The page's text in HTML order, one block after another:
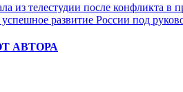
из телестудии после конфликта в
развитие России под
АВТОРА